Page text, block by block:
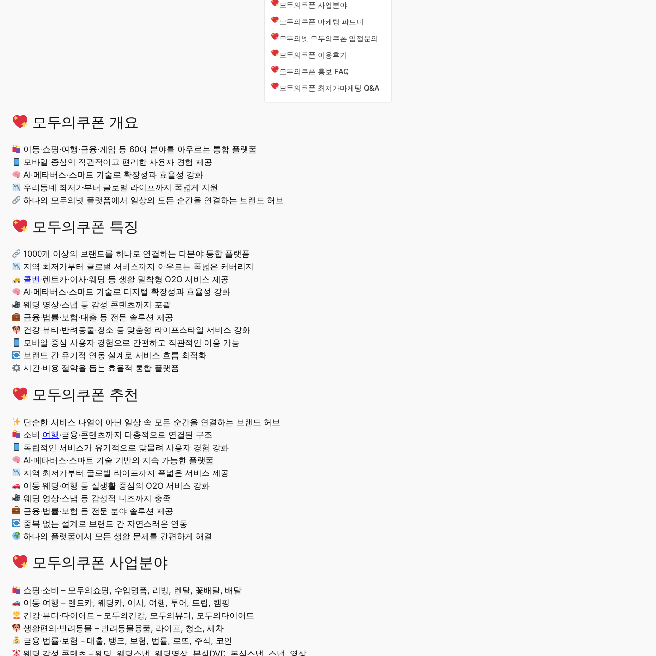
모두의쿠폰 사업분야
모두의쿠폰 마케팅 파트너
모두의넷 모두의쿠폰 입점문의
모두의쿠폰 이용후기
모두의쿠폰 홍보 FAQ
모두의쿠폰 최저가마케팅 Q&A
모두의쿠폰 개요
이동·쇼핑·여행·금융·게임 등 60여 분야를 아우르는 통합 플랫폼
모바일 중심의 직관적이고 편리한 사용자 경험 제공
AI·메타버스·스마트 기술로 확장성과 효율성 강화
우리동네 최저가부터 글로벌 라이프까지 폭넓게 지원
하나의 모두의넷 플랫폼에서 일상의 모든 순간을 연결하는 브랜드 허브
모두의쿠폰 특징
1000개 이상의 브랜드를 하나로 연결하는 다분야 통합 플랫폼
지역 최저가부터 글로벌 서비스까지 아우르는 폭넓은 커버리지
콜밴·렌트카·이사·웨딩 등 생활 밀착형 O2O 서비스 제공
AI·메타버스·스마트 기술로 디지털 확장성과 효율성 강화
웨딩 영상·스냅 등 감성 콘텐츠까지 포괄
금융·법률·보험·대출 등 전문 솔루션 제공
건강·뷰티·반려동물·청소 등 맞춤형 라이프스타일 서비스 강화
모바일 중심 사용자 경험으로 간편하고 직관적인 이용 가능
브랜드 간 유기적 연동 설계로 서비스 흐름 최적화
시간·비용 절약을 돕는 효율적 통합 플랫폼
모두의쿠폰 추천
단순한 서비스 나열이 아닌 일상 속 모든 순간을 연결하는 브랜드 허브
소비·여행·금융·콘텐츠까지 다층적으로 연결된 구조
독립적인 서비스가 유기적으로 맞물려 사용자 경험 강화
AI·메타버스·스마트 기술 기반의 지속 가능한 플랫폼
지역 최저가부터 글로벌 라이프까지 폭넓은 서비스 제공
이동·웨딩·여행 등 실생활 중심의 O2O 서비스 강화
웨딩 영상·스냅 등 감성적 니즈까지 충족
금융·법률·보험 등 전문 분야 솔루션 제공
중복 없는 설계로 브랜드 간 자연스러운 연동
하나의 플랫폼에서 모든 생활 문제를 간편하게 해결
모두의쿠폰 사업분야
쇼핑·소비 – 모두의쇼핑, 수입명품, 리빙, 렌탈, 꽃배달, 배달
이동·여행 – 렌트카, 웨딩카, 이사, 여행, 투어, 트립, 캠핑
건강·뷰티·다이어트 – 모두의건강, 모두의뷰티, 모두의다이어트
생활편의·반려동물 – 반려동물용품, 라이프, 청소, 세차
금융·법률·보험 – 대출, 뱅크, 보험, 법률, 로또, 주식, 코인
웨딩·감성 콘텐츠 – 웨딩, 웨딩스냅, 웨딩영상, 본식DVD, 본식스냅, 스냅, 영상